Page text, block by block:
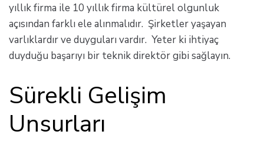
yıllık firma ile 10 yıllık firma kültürel olgunluk
açısından farklı ele alınmalıdır. Şirketler yaşayan
varlıklardır ve duyguları vardır. Yeter ki ihtiyaç
duyduğu başarıyı bir teknik direktör gibi sağlayın.
Sürekli Gelişim
Unsurları